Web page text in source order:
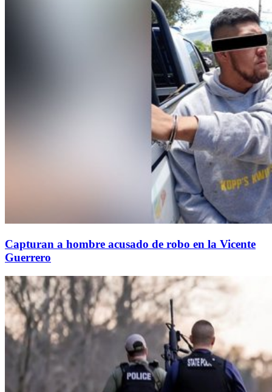
Capturan a hombre acusado de robo en la Vicente
Guerrero